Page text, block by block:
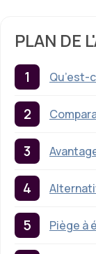
PLAN DE
Qu’est-
Piège à